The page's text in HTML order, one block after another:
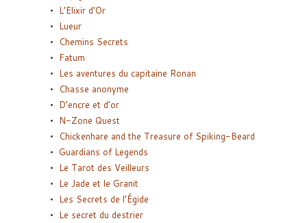
L’Elixir d’Or
Lueur
Chemins Secrets
Fatum
Les aventures du capitaine Ronan
Chasse anonyme
D’encre et d’or
N-Zone Quest
Chickenhare and the Treasure of Spiking-Beard
Guardians of Legends
Le Tarot des Veilleurs
Le Jade et le Granit
Les Secrets de l’Égide
Le secret du destrier